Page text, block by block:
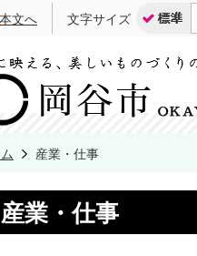
本文へ 文字サイズ
産業・仕事
産業・仕事